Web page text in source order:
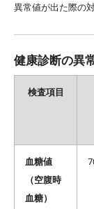
異常値が出た際の
健康診断の異
検査項目
血糖値
（空腹時
血糖）